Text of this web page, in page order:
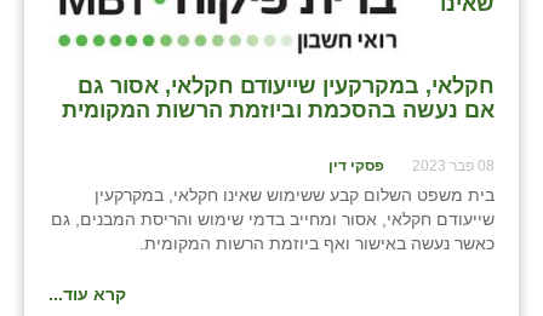
חקלאי, במקרקעין שייעודם חקלאי, אסור גם
אם נעשה בהסכמת וביוזמת הרשות המקומית
08 פבר 2023 פסקי דין
בית משפט השלום קבע ששימוש שאינו חקלאי, במקרקעין
שייעודם חקלאי, אסור ומחייב בדמי שימוש והריסת המבנים, גם
כאשר נעשה באישור ואף ביוזמת הרשות המקומית.
קרא עוד...